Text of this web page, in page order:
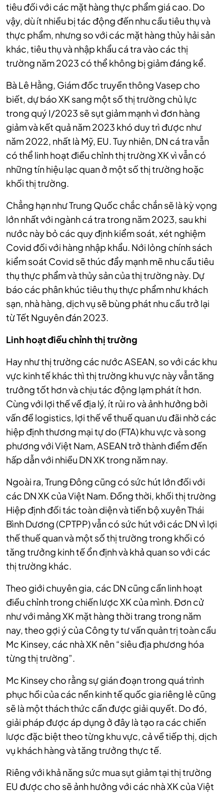
tiêu đối với các mặt hàng thực phẩm giá cao. Do
vậy, dù ít nhiều bị tác động đến nhu cầu tiêu thụ và
thực phẩm, nhưng so với các mặt hàng thủy hải sản
khác, tiêu thụ và nhập khẩu cá tra vào các thị
trường năm 2023 có thể không bị giảm đáng kể.
Bà Lê Hằng, Giám đốc truyền thông Vasep cho
biết, dự báo XK sang một số thị trường chủ lực
trong quý I/2023 sẽ sụt giảm mạnh vì đơn hàng
giảm và kết quả năm 2023 khó duy trì được như
năm 2022, nhất là Mỹ, EU. Tuy nhiên, DN cá tra vẫn
có thể linh hoạt điều chỉnh thị trường XK vì vẫn có
những tín hiệu lạc quan ở một số thị trường hoặc
khối thị trường.
Chẳng hạn như Trung Quốc chắc chắn sẽ là kỳ vọng
lớn nhất với ngành cá tra trong năm 2023, sau khi
nước này bỏ các quy định kiểm soát, xét nghiệm
Covid đối với hàng nhập khẩu. Nới lỏng chính sách
kiểm soát Covid sẽ thúc đẩy mạnh mẽ nhu cầu tiêu
thụ thực phẩm và thủy sản của thị trường này. Dự
báo các phân khúc tiêu thụ thực phẩm như khách
sạn, nhà hàng, dịch vụ sẽ bùng phát nhu cầu trở lại
từ Tết Nguyên đán 2023.
Linh hoạt điều chỉnh thị trường
Hay như thị trường các nước ASEAN, so với các khu
vực kinh tế khác thì thị trường khu vực này vẫn tăng
trưởng tốt hơn và chịu tác động lạm phát ít hơn.
Cùng với lợi thế về địa lý, ít rủi ro và ảnh hưởng bởi
vấn đề logistics, lợi thế về thuế quan ưu đãi nhờ các
hiệp định thương mại tự do (FTA) khu vực và song
phương với Việt Nam, ASEAN trở thành điểm đến
hấp dẫn với nhiều DN XK trong năm nay.
Ngoài ra, Trung Đông cũng có sức hút lớn đối với
các DN XK của Việt Nam. Đồng thời, khối thị trường
Hiệp định đối tác toàn diện và tiến bộ xuyên Thái
Bình Dương (CPTPP) vẫn có sức hút với các DN vì lợi
thế thuế quan và một số thị trường trong khối có
tăng trưởng kinh tế ổn định và khả quan so với các
thị trường khác.
Theo giới chuyên gia, các DN cũng cần linh hoạt
điều chỉnh trong chiến lược XK của mình. Đơn cử
như với mảng XK mặt hàng thời trang trong năm
nay, theo gợi ý của Công ty tư vấn quản trị toàn cầu
Mc Kinsey, các nhà XK nên “siêu địa phương hóa
từng thị trường”.
Mc Kinsey cho rằng sự gián đoạn trong quá trình
phục hồi của các nền kinh tế quốc gia riêng lẻ cũng
sẽ là một thách thức cần được giải quyết. Do đó,
giải pháp được áp dụng ở đây là tạo ra các chiến
lược đặc biệt theo từng khu vực, cả về tiếp thị, dịch
vụ khách hàng và tăng trưởng thực tế.
Riêng với khả năng sức mua sụt giảm tại thị trường
EU được cho sẽ ảnh hưởng với các nhà XK của Việt